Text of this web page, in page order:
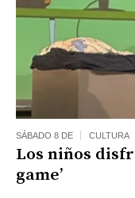
SÁBADO 8 DE CULTURA
Los niños
game’